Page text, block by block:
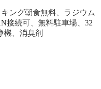
ング朝食無料、ラジウム
接続可、無料駐車場、32
機、消臭剤